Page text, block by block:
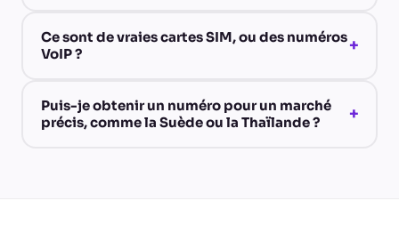
Ce sont de vraies cartes SIM, ou des numéros
VoIP ?
+
Puis-je obtenir un numéro pour un marché
précis, comme la Suède ou la Thaïlande ?
+